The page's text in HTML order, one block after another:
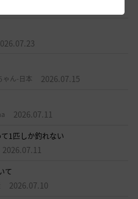
ゃん-日本 2026.07.15
2026.07.11
1匹しか釣れない
2026.07.11
て
2026.07.10